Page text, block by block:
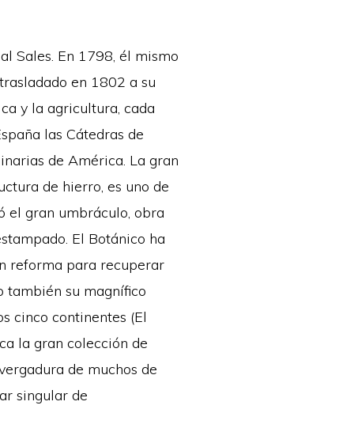
Sales. En 1798, él mismo
en 1802 a su
y la agricultura, cada
las Cátedras de
de América. La gran
de hierro, es uno de
el gran umbráculo, obra
El Botánico ha
reforma para recuperar
también su magnífico
cinco continentes (El
la gran colección de
de muchos de
singular de